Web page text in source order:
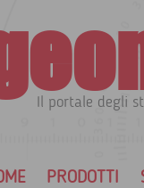
Il portale degli
PRODOTTI